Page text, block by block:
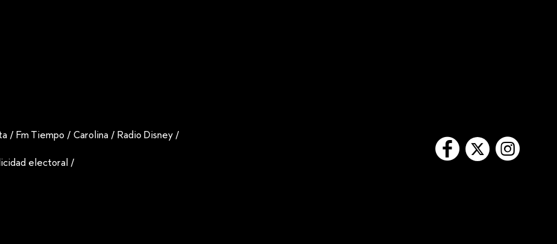
/ Fm Tiempo /Carolina / Radio Disney /
electoral /